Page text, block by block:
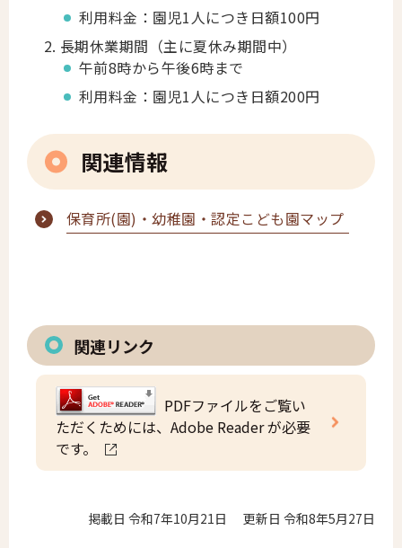
利用料金：園児1人につき日額100円
長期休業期間（主に夏休み期間中）
午前8時から午後6時まで
利用料金：園児1人につき日額200円
関連情報
保育所(園)・幼稚園・認定こども園マップ
関連リンク
PDFファイルをご覧い
ただくためには、Adobe Reader が必要
です。
掲載日 令和7年10月21日 更新日 令和8年5月27日